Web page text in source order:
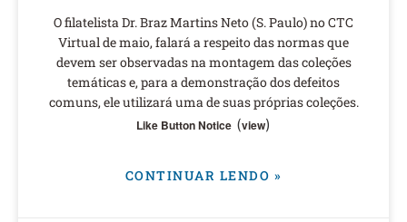
O filatelista Dr. Braz Martins Neto (S. Paulo) no CTC
Virtual de maio, falará a respeito das normas que
devem ser observadas na montagem das coleções
temáticas e, para a demonstração dos defeitos
comuns, ele utilizará uma de suas próprias coleções.
Like Button Notice (view)
CONTINUAR LENDO »